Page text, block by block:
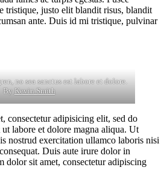
tristique, justo elit blandit risus, blandit
ante. Duis id mi tristique, pulvinar
no sea sanctus est labore et dolore.
ByKevin Smith
consectetur adipisicing elit, sed do
labore et dolore magna aliqua. Ut
nostrud exercitation ullamco laboris nisi
Duis aute irure dolor in
dolor sit amet, consectetur adipiscing